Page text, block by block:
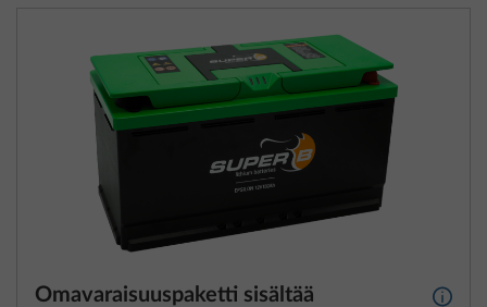
Omavaraisuuspaketti sisältää